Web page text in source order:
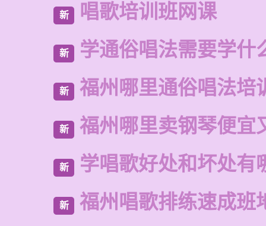
新 唱歌培训班网课
新 学通俗唱法需要学什
新 福州哪里通俗唱法培
新 福州哪里卖钢琴便宜
新 学唱歌好处和坏处有
新 福州唱歌排练速成班